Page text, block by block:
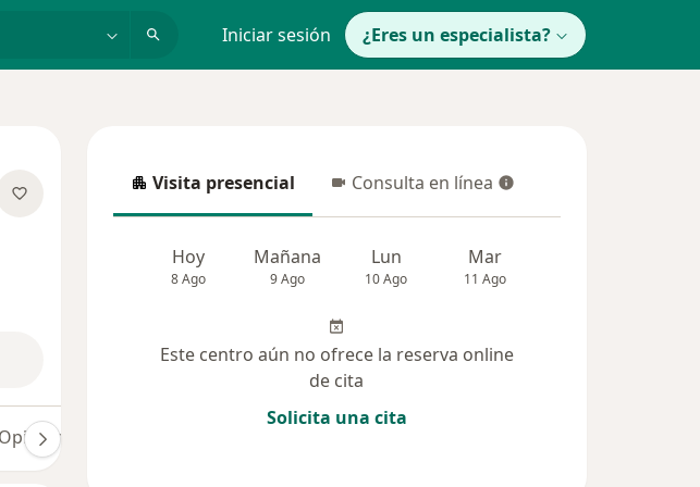
Iniciar sesión ¿Eres un especialista?
Opiniones (77)
Visita presencial
Visita presencial Consulta en línea
Consulta en línea
Hoy
8 Ago
Mañana
9 Ago
Lun
10 Ago
Mar
11 Ago
Este centro aún no ofrece la reserva online
de cita
Solicita una cita